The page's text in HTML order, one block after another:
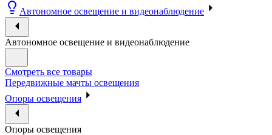
Автономное освещение и видеонаблюдение
Автономное освещение и видеонаблюдение
Смотреть все товары
Передвижные мачты освещения
Опоры освещения
Опоры освещения